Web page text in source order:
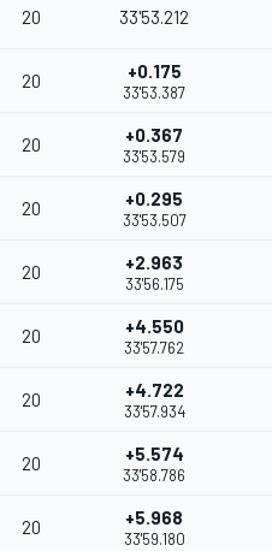
20 33'53.212
20 +0.175
33'53.387
20 +0.367
33'53.579
20 +0.295
33'53.507
20 +2.963
33'56.175
20 +4.550
33'57.762
20 +4.722
33'57.934
20 +5.574
33'58.786
20 +5.968
33'59.180